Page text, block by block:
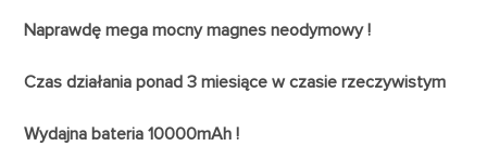
Naprawdę mega mocny magnes neodymowy !
Czas działania ponad 3 miesiące w czasie rzeczywistym
Wydajna bateria 10000mAh !